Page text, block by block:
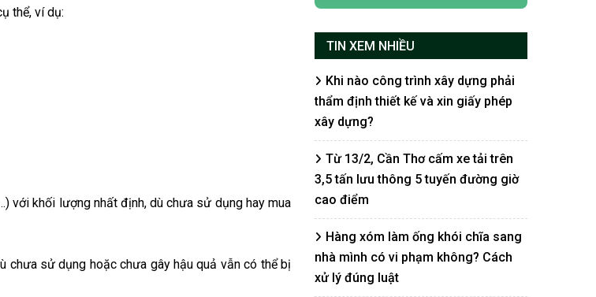
thể, ví dụ:
với khối lượng nhất định, dù chưa sử dụng hay mua
sử dụng hoặc chưa gây hậu quả vẫn có thể bị
TIN XEM NHIỀU
Khi nào công trình xây dựng phải
thẩm định thiết kế và xin giấy phép
xây dựng?
Từ 13/2, Cần Thơ cấm xe tải trên
3,5 tấn lưu thông 5 tuyến đường giờ
cao điểm
Hàng xóm làm ống khói chĩa sang
nhà mình có vi phạm không? Cách
xử lý đúng luật